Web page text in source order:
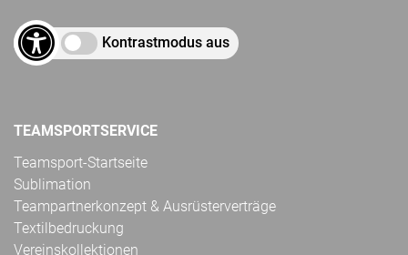
Kontrastmodus aus
TEAMSPORTSERVICE
Teamsport-Startseite
Sublimation
Teampartnerkonzept & Ausrüsterverträge
Textilbedruckung
Vereinskollektionen